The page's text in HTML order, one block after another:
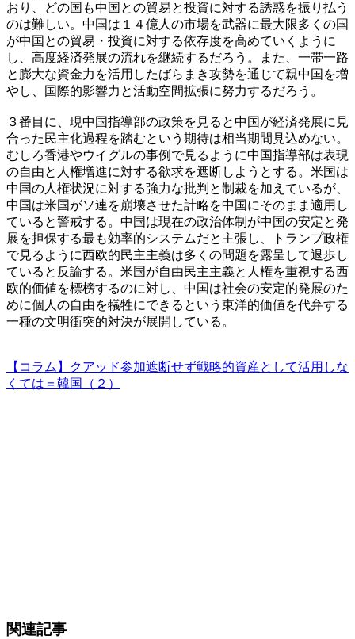
おり、どの国も中国との貿易と投資に対する誘惑を振り払う
のは難しい。中国は１４億人の市場を武器に最大限多くの国
が中国との貿易・投資に対する依存度を高めていくように
し、高度経済発展の流れを継続するだろう。また、一帯一路
と膨大な資金力を活用したばらまき攻勢を通じて親中国を増
やし、国際的影響力と活動空間拡張に努力するだろう。
３番目に、現中国指導部の政策を見ると中国が経済発展に見
合った民主化過程を踏むという期待は相当期間見込めない。
むしろ香港やウイグルの事例で見るように中国指導部は表現
の自由と人権増進に対する欲求を遮断しようとする。米国は
中国の人権状況に対する強力な批判と制裁を加えているが、
中国は米国がソ連を崩壊させた計略を中国にそのまま適用し
ていると警戒する。中国は現在の政治体制が中国の安定と発
展を担保する最も効率的システムだと主張し、トランプ政権
で見るように西欧的民主主義は多くの問題を露呈して退歩し
ていると反論する。米国が自由民主主義と人権を重視する西
欧的価値を標榜するのに対し、中国は社会の安定的発展のた
めに個人の自由を犠牲にできるという東洋的価値を代弁する
一種の文明衝突的対決が展開している。
【コラム】クアッド参加遮断せず戦略的資産として活用しな
くては＝韓国（２）
関連記事